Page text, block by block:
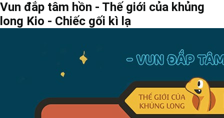
Vun đắp tâm hồn - Thế giới của khủng
long Kio - Chiếc gối kì lạ